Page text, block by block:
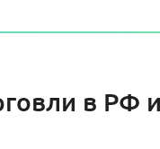
в РФ